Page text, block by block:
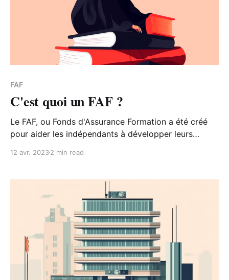
FAF
C'est quoi un FAF ?
Le FAF, ou Fonds d'Assurance Formation a été créé
pour aider les indépendants à développer leurs
marché du travail.
12 avr. 20232 min read